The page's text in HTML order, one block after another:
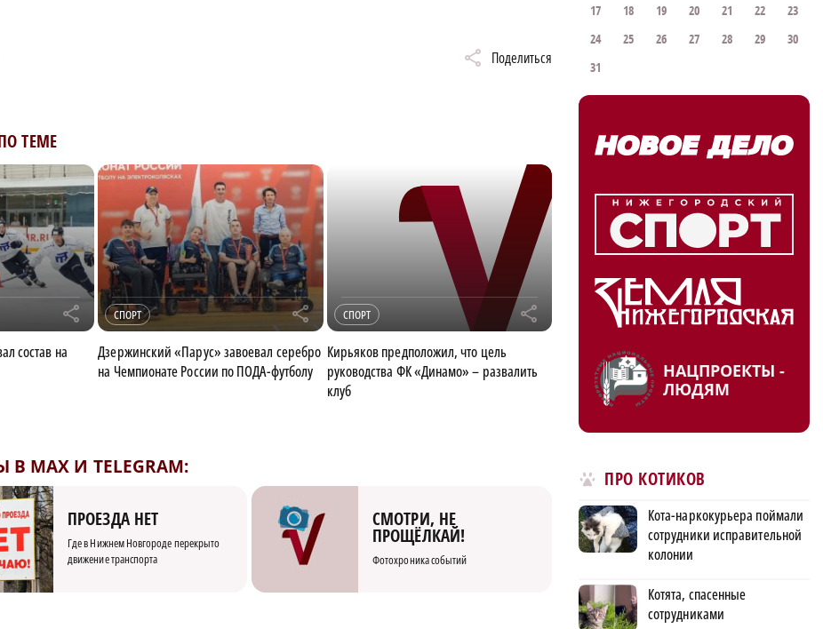
Поделиться
ТЕМЕ
r
состав на
СПОРТ r
Дзержинский «Парус» завоевал серебро
на Чемпионате России по ПОДА-футболу
СПОРТ r
Кирьяков предположил, что цель
руководства ФК «Динамо» – развалить
клуб
И TELEGRAM:
ПРОЕЗДА НЕТ
Где в Нижнем Новгороде перекрыто
движение транспорта
СМОТРИ, НЕ
ПРОЩЁЛКАЙ!
Фотохроника событий
17
18 19 20 21 22
23
24
25 26 27 28 29
30
31
НАЦПРОЕКТЫ -
ЛЮДЯМ
ПРО КОТИКОВ
Кота-наркокурьера поймали
сотрудники исправительной
колонии
Котята, спасенные
сотрудниками